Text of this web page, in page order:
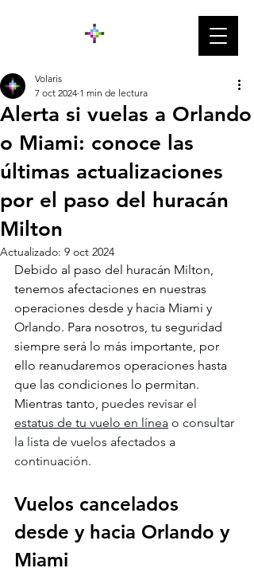
Alerta si vuelas a Orlando
o Miami: conoce las
últimas actualizaciones
por el paso del huracán
Milton
Volaris
7 oct 2024 1 min de lectura
Actualizado: 9 oct 2024
Debido al paso del huracán Milton,
tenemos afectaciones en nuestras
operaciones desde y hacia Miami y
Orlando. Para nosotros, tu seguridad
siempre será lo más importante, por
ello reanudaremos operaciones hasta
que las condiciones lo permitan.
Mientras tanto, puedes revisar el
estatus de tu vuelo en línea o consultar
la lista de vuelos afectados a
continuación.
Vuelos cancelados
desde y hacia Orlando y
Miami